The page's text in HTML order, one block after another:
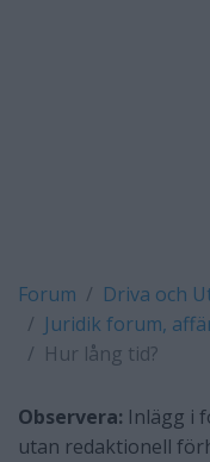
Forum
Driva och
Juridik forum,
Hur lång tid?
Observera: Inlägg i
utan redaktionell